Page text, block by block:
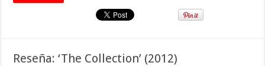
Reseña: ‘The Collection’ (2012)